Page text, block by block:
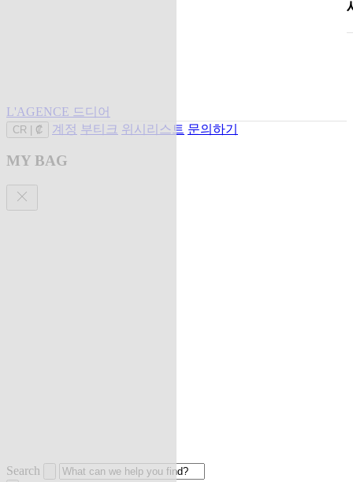
L'AGENCE 드디어
CR ₡ 계정 부티크 위시리스트 문의하기
MY BAG
Search